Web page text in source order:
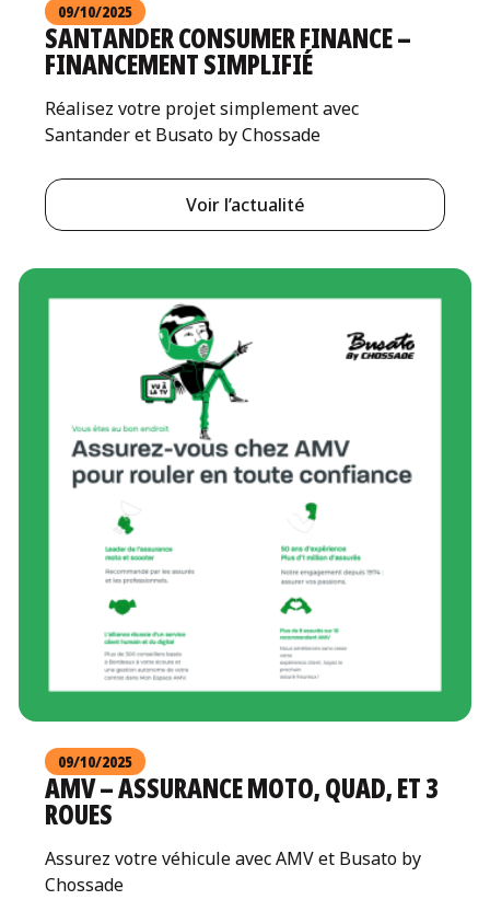
09/10/2025
SANTANDER CONSUMER FINANCE –
FINANCEMENT SIMPLIFIÉ
Réalisez votre projet simplement avec
Santander et Busato by Chossade
Voir l’actualité
09/10/2025
AMV – ASSURANCE MOTO, QUAD, ET 3
ROUES
Assurez votre véhicule avec AMV et Busato by
Chossade